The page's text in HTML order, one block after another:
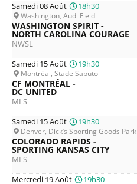
Samedi 08 Août 18h30
Washington, Audi Field
WASHINGTON SPIRIT -
NORTH CAROLINA COURAGE
NWSL
Samedi 15 Août
19h30
Montréal, Stade Saputo
CF MONTRÉAL -
DC UNITED
MLS
Samedi 15 Août
19h30
Denver, Dick’s Sporting Goods Park
COLORADO RAPIDS -
SPORTING KANSAS CITY
MLS
Mercredi 19 Août
19h30